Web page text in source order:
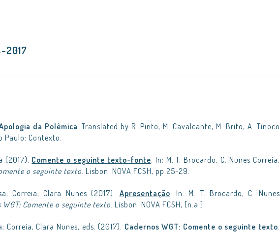
2017
da Polêmica. Translated by R. Pinto, M. Cavalcante, M. Brito, A. Tinoco
Paulo: Contexto.
(2017). Comente o seguinte texto-fonte. In: M. T. Brocardo, C. Nunes Correia,
o seguinte texto. Lisbon: NOVA FCSH, pp.25-29.
Correia, Clara Nunes (2017). Apresentação. In: M. T. Brocardo, C. Nunes
WGT: Comente o seguinte texto. Lisbon: NOVA FCSH, [n.a.].
Correia, Clara Nunes, eds. (2017). Cadernos WGT: Comente o seguinte texto.